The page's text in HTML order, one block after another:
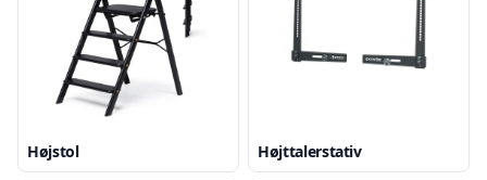
Højstol Højttalerstativ